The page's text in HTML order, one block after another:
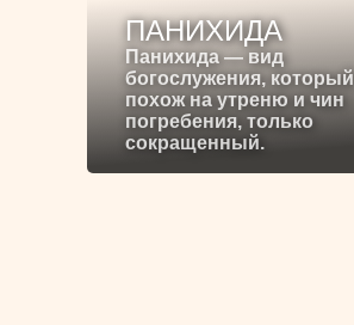
ПАНИХИДА
Панихида — вид
богослужения, который
похож на утреню и чин
погребения, только
сокращенный.